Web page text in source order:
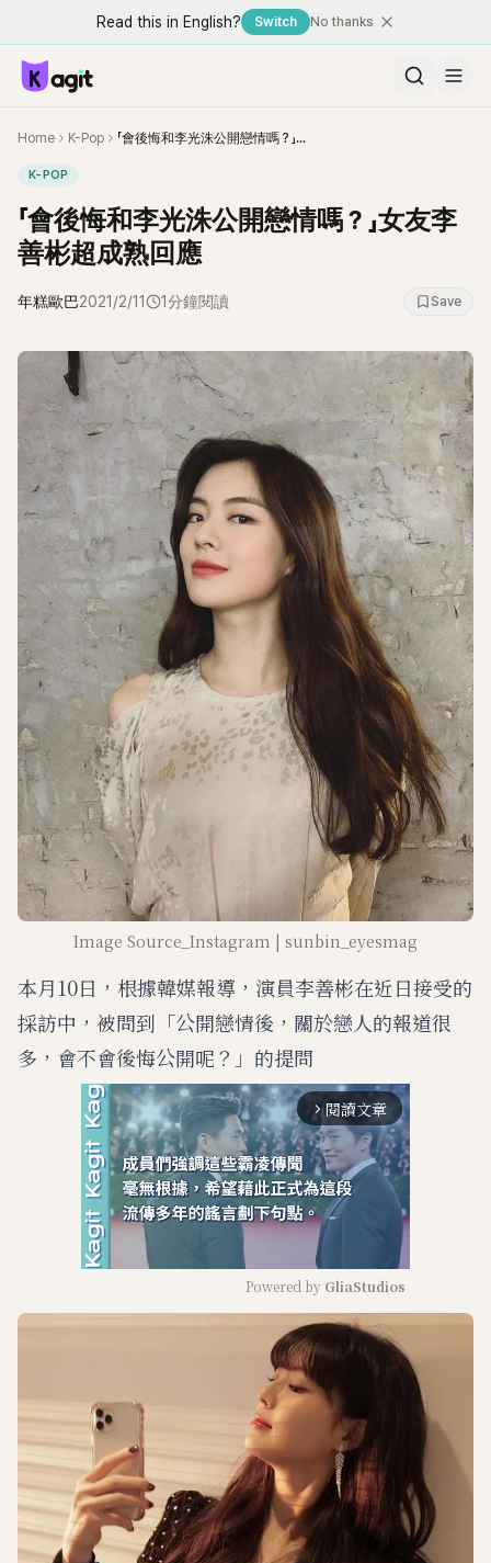
Read this in English? Switch No thanks
Home K-Pop 「會後悔和李光洙公開戀情嗎？」女友李善彬超成熟回應
K-POP
「會後悔和李光洙公開戀情嗎？」女友李
善彬超成熟回應
年糕歐巴2021/2/11 1分鐘閱讀 Save
Image Source_Instagram | sunbin_eyesmag
本月10日，根據韓媒報導，演員李善彬在近日接受的
採訪中，被問到「公開戀情後，關於戀人的報道很
多，會不會後悔公開呢？」的提問
arrow_forward_ios 閱讀文章
M
u
e
Powered by GliaStudios